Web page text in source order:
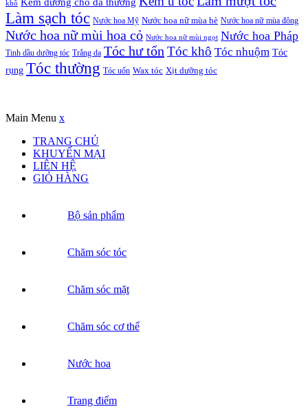
khô
Làm sạch tóc Nước hoa Mỹ Nước hoa nữ mùa hè Nước hoa nữ mùa đông
Nước hoa nữ mùi hoa cỏ Nước hoa nữ mùi ngọt Nước hoa Pháp
Tinh dầu dưỡng tóc Trắng da Tóc hư tổnTóc khô Tóc nhuộm Tóc
rụng Tóc thường Tóc uốn Wax tóc Xịt dưỡng tóc
Main Menu x
TRANG CHỦ
KHUYẾN MẠI
LIÊN HỆ
GIỎ HÀNG
Bộ sản phẩm
Chăm sóc tóc
Chăm sóc mặt
Chăm sóc cơ thể
Nước hoa
Trang điểm